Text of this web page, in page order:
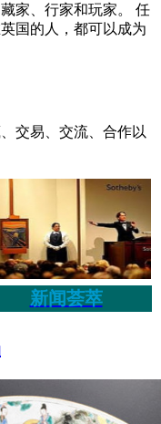
家、行家和玩家。 任
国的人，都可以成为
交易、交流、合作以
新闻荟萃